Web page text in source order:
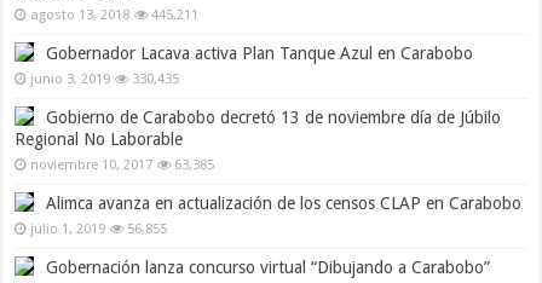
agosto 13, 2018 445,211
Gobernador Lacava activa Plan Tanque Azul en Carabobo
junio 3, 2019 330,435
Gobierno de Carabobo decretó 13 de noviembre día de Júbilo
Regional No Laborable
noviembre 10, 2017 63,385
Alimca avanza en actualización de los censos CLAP en Carabobo
julio 1, 2019 56,855
Gobernación lanza concurso virtual “Dibujando a Carabobo”